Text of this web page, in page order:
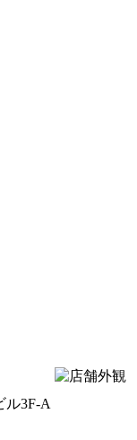
ル3F-A